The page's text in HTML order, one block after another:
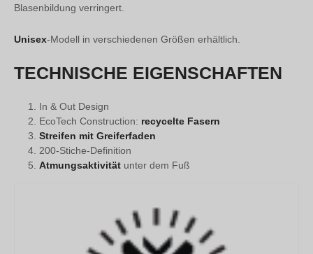
Blasenbildung verringert.
Unisex-Modell in verschiedenen Größen erhältlich.
TECHNISCHE EIGENSCHAFTEN
In & Out Design
EcoTech Construction: recycelte Fasern
Streifen mit Greiferfaden
200-Stiche-Definition
Atmungsaktivität unter dem Fuß